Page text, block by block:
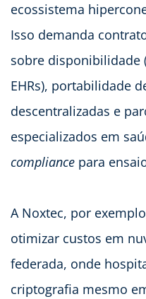
ecossistema
Isso demanda
sobre disponibilidade
EHRs), portabilidade
descentralizadas e
especializados em
compliance para
A Noxtec, por
otimizar custos em
federada, onde
criptografia mesmo